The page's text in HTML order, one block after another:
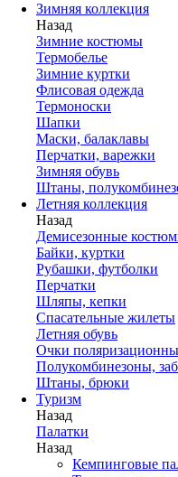
Зимняя коллекция
Назад
Зимние костюмы
Термобелье
Зимние куртки
Флисовая одежда
Термоноски
Шапки
Маски, балаклавы
Перчатки, варежки
Зимняя обувь
Штаны,
Летняя коллекция
Назад
Демисезонные
Байки, куртки
Рубашки, футболки
Перчатки
Шляпы, кепки
Спасательные жилеты
Летняя обувь
Очки
Полукомбинезоны,
Штаны, брюки
Туризм
Назад
Палатки
Назад
Кемпинговые